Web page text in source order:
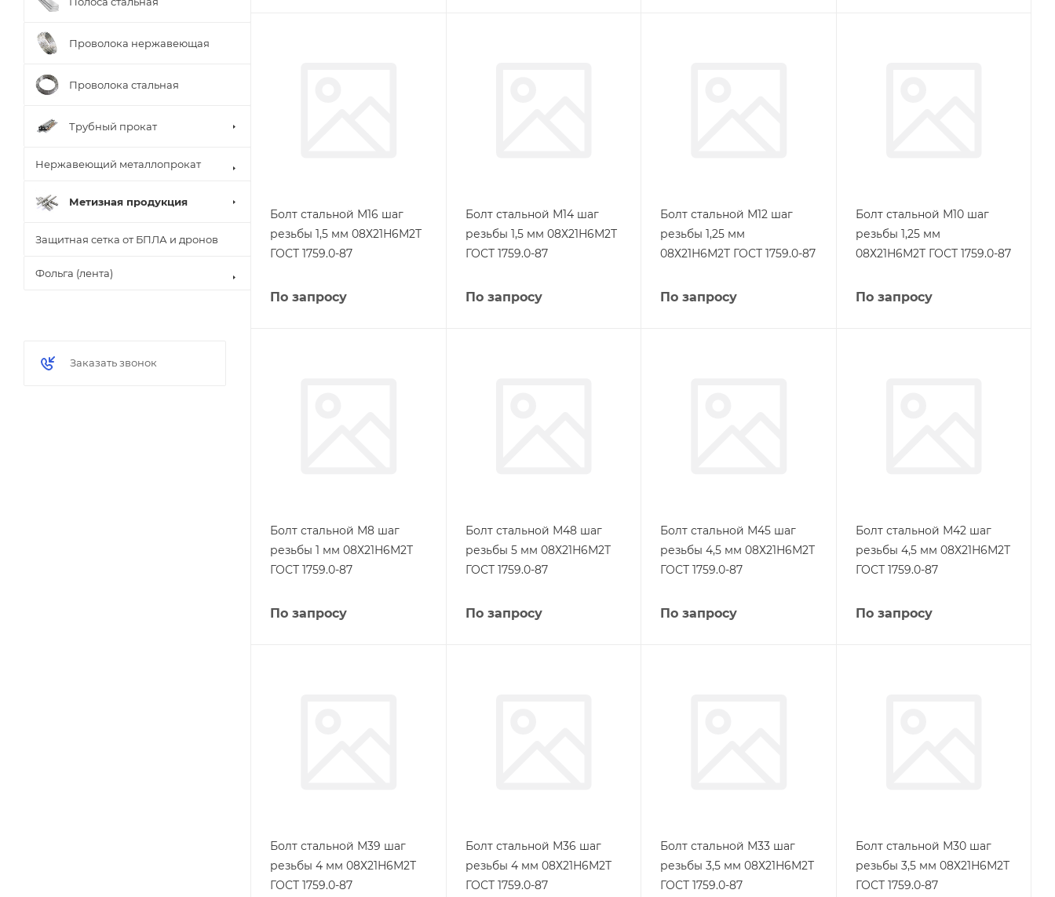
Болт стальной М16 шаг
резьбы 1,5 мм 08Х21Н6М2Т
ГОСТ 1759.0-87
По запросу
Болт стальной М14 шаг
резьбы 1,5 мм 08Х21Н6М2Т
ГОСТ 1759.0-87
По запросу
Болт стальной М12 шаг
резьбы 1,25 мм
08Х21Н6М2Т ГОСТ 1759.0-87
По запросу
Болт стальной М10 шаг
резьбы 1,25 мм
08Х21Н6М2Т ГОСТ 1759.0-87
По запросу
Болт стальной М8 шаг
резьбы 1 мм 08Х21Н6М2Т
ГОСТ 1759.0-87
По запросу
Болт стальной М48 шаг
резьбы 5 мм 08Х21Н6М2Т
ГОСТ 1759.0-87
По запросу
Болт стальной М45 шаг
резьбы 4,5 мм 08Х21Н6М2Т
ГОСТ 1759.0-87
По запросу
Болт стальной М42 шаг
резьбы 4,5 мм 08Х21Н6М2Т
ГОСТ 1759.0-87
По запросу
Болт стальной М39 шаг
резьбы 4 мм 08Х21Н6М2Т
ГОСТ 1759.0-87
Болт стальной М36 шаг
резьбы 4 мм 08Х21Н6М2Т
ГОСТ 1759.0-87
Болт стальной М33 шаг
резьбы 3,5 мм 08Х21Н6М2Т
ГОСТ 1759.0-87
Болт стальной М30 шаг
резьбы 3,5 мм 08Х21Н6М2Т
ГОСТ 1759.0-87
Проволока нержавеющая
Проволока стальная
Трубный прокат
Нержавеющий металлопрокат
Метизная продукция
Защитная сетка от БПЛА и дронов
Фольга (лента)
Заказать звонок